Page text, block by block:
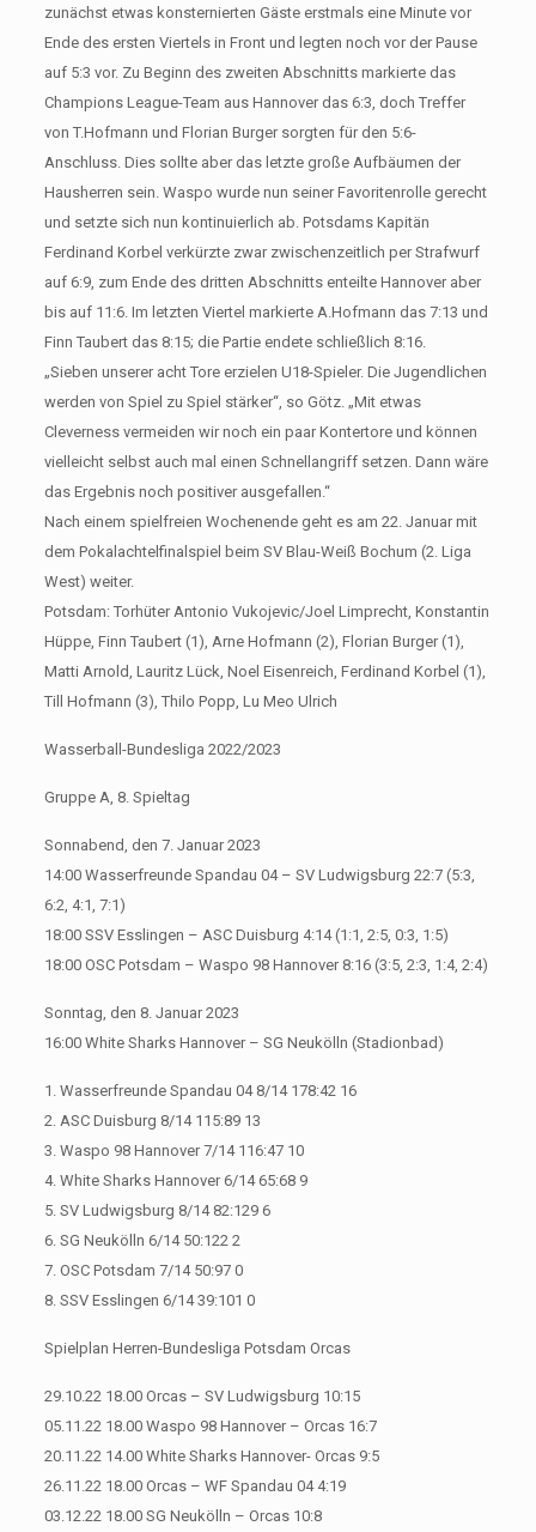
zunächst etwas konsternierten Gäste erstmals eine Minute vor
Ende des ersten Viertels in Front und legten noch vor der Pause
auf 5:3 vor. Zu Beginn des zweiten Abschnitts markierte das
Champions League-Team aus Hannover das 6:3, doch Treffer
von T.Hofmann und Florian Burger sorgten für den 5:6-
Anschluss. Dies sollte aber das letzte große Aufbäumen der
Hausherren sein. Waspo wurde nun seiner Favoritenrolle gerecht
und setzte sich nun kontinuierlich ab. Potsdams Kapitän
Ferdinand Korbel verkürzte zwar zwischenzeitlich per Strafwurf
auf 6:9, zum Ende des dritten Abschnitts enteilte Hannover aber
bis auf 11:6. Im letzten Viertel markierte A.Hofmann das 7:13 und
Finn Taubert das 8:15; die Partie endete schließlich 8:16.
„Sieben unserer acht Tore erzielen U18-Spieler. Die Jugendlichen
werden von Spiel zu Spiel stärker“, so Götz. „Mit etwas
Cleverness vermeiden wir noch ein paar Kontertore und können
vielleicht selbst auch mal einen Schnellangriff setzen. Dann wäre
das Ergebnis noch positiver ausgefallen.“
Nach einem spielfreien Wochenende geht es am 22. Januar mit
dem Pokalachtelfinalspiel beim SV Blau-Weiß Bochum (2. Liga
West) weiter.
Potsdam: Torhüter Antonio Vukojevic/Joel Limprecht, Konstantin
Hüppe, Finn Taubert (1), Arne Hofmann (2), Florian Burger (1),
Matti Arnold, Lauritz Lück, Noel Eisenreich, Ferdinand Korbel (1),
Till Hofmann (3), Thilo Popp, Lu Meo Ulrich
Wasserball-Bundesliga 2022/2023
Gruppe A, 8. Spieltag
Sonnabend, den 7. Januar 2023
14:00 Wasserfreunde Spandau 04 – SV Ludwigsburg 22:7 (5:3,
6:2, 4:1, 7:1)
18:00 SSV Esslingen – ASC Duisburg 4:14 (1:1, 2:5, 0:3, 1:5)
18:00 OSC Potsdam – Waspo 98 Hannover 8:16 (3:5, 2:3, 1:4, 2:4)
Sonntag, den 8. Januar 2023
16:00 White Sharks Hannover – SG Neukölln (Stadionbad)
1. Wasserfreunde Spandau 04 8/14 178:42 16
2. ASC Duisburg 8/14 115:89 13
3. Waspo 98 Hannover 7/14 116:47 10
4. White Sharks Hannover 6/14 65:68 9
5. SV Ludwigsburg 8/14 82:129 6
6. SG Neukölln 6/14 50:122 2
7. OSC Potsdam 7/14 50:97 0
8. SSV Esslingen 6/14 39:101 0
Spielplan Herren-Bundesliga Potsdam Orcas
29.10.22 18.00 Orcas – SV Ludwigsburg 10:15
05.11.22 18.00 Waspo 98 Hannover – Orcas 16:7
20.11.22 14.00 White Sharks Hannover- Orcas 9:5
26.11.22 18.00 Orcas – WF Spandau 04 4:19
03.12.22 18.00 SG Neukölln – Orcas 10:8